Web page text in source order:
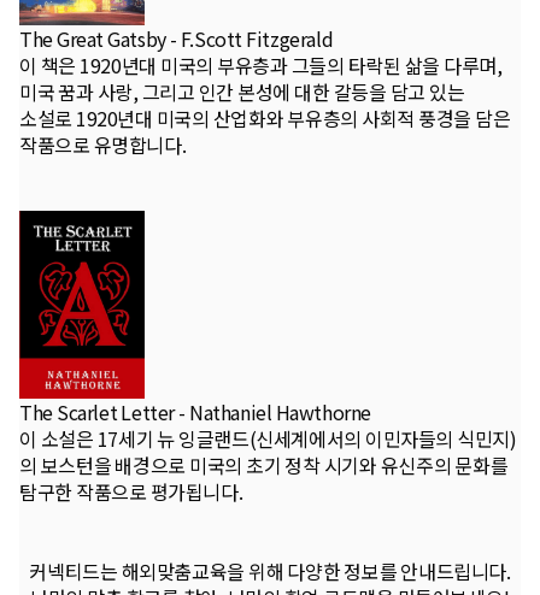
The Great Gatsby - F.Scott Fitzgerald
이 책은 1920년대 미국의 부유층과 그들의 타락된 삶을 다루며,
미국 꿈과 사랑, 그리고 인간 본성에 대한 갈등을 담고 있는
소설로 1920년대 미국의 산업화와 부유층의 사회적 풍경을 담은
작품으로 유명합니다.
The Scarlet Letter - Nathaniel Hawthorne
이 소설은 17세기 뉴 잉글랜드(신세계에서의 이민자들의 식민지)
의 보스턴을 배경으로 미국의 초기 정착 시기와 유신주의 문화를
탐구한 작품으로 평가됩니다.
커넥티드는 해외맞춤교육을 위해 다양한 정보를 안내드립니다.